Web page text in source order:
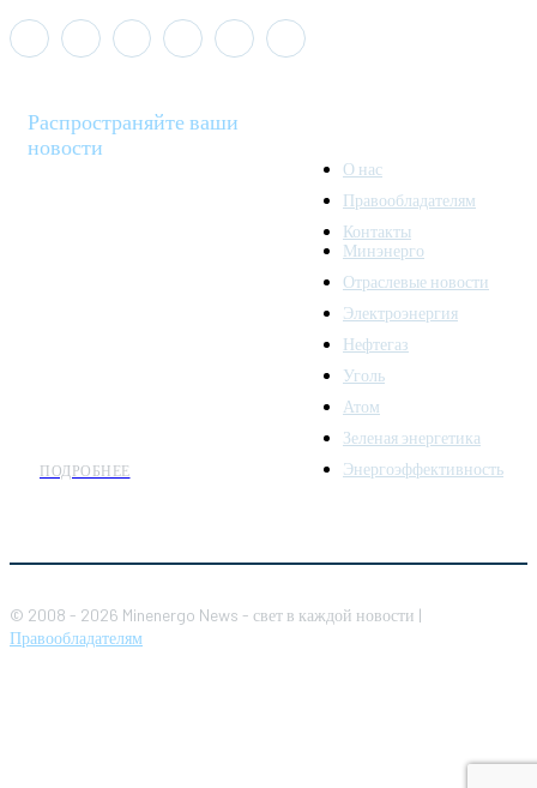
Распространяйте ваши
новости
ПОДРОБНЕЕ
О нас
Правообладателям
Контакты
Минэнерго
Отраслевые новости
Электроэнергия
Нефтегаз
Уголь
Атом
Зеленая энергетика
Энергоэффективность
© 2008 - 2026 Minenergo News - свет в каждой новости |
Правообладателям